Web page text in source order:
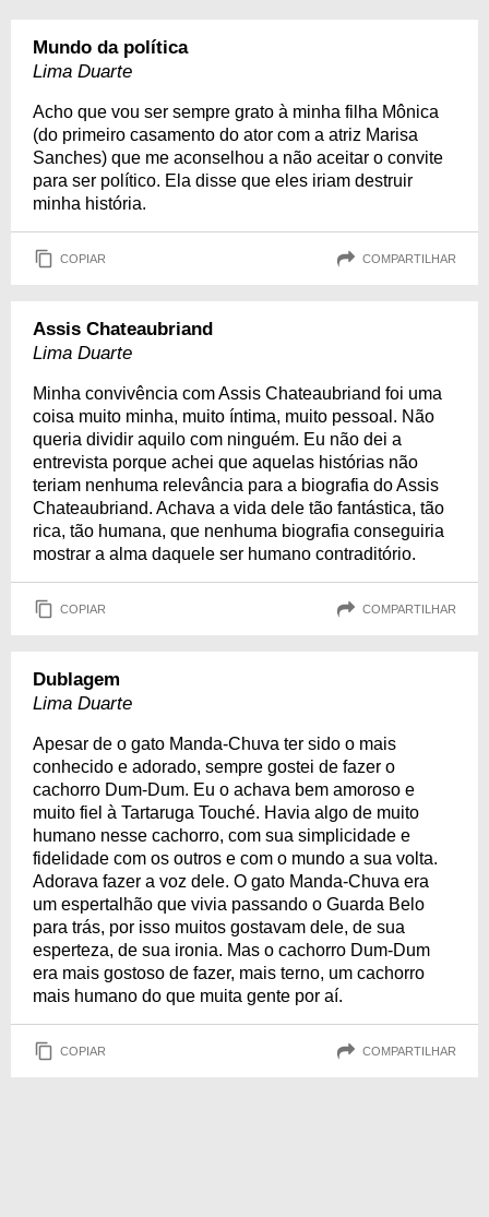
Mundo da política
Lima Duarte
Acho que vou ser sempre grato à minha filha Mônica
(do primeiro casamento do ator com a atriz Marisa
Sanches) que me aconselhou a não aceitar o convite
para ser político. Ela disse que eles iriam destruir
minha história.
COPIAR COMPARTILHAR
Assis Chateaubriand
Lima Duarte
Minha convivência com Assis Chateaubriand foi uma
coisa muito minha, muito íntima, muito pessoal. Não
queria dividir aquilo com ninguém. Eu não dei a
entrevista porque achei que aquelas histórias não
teriam nenhuma relevância para a biografia do Assis
Chateaubriand. Achava a vida dele tão fantástica, tão
rica, tão humana, que nenhuma biografia conseguiria
mostrar a alma daquele ser humano contraditório.
COPIAR COMPARTILHAR
Dublagem
Lima Duarte
Apesar de o gato Manda-Chuva ter sido o mais
conhecido e adorado, sempre gostei de fazer o
cachorro Dum-Dum. Eu o achava bem amoroso e
muito fiel à Tartaruga Touché. Havia algo de muito
humano nesse cachorro, com sua simplicidade e
fidelidade com os outros e com o mundo a sua volta.
Adorava fazer a voz dele. O gato Manda-Chuva era
um espertalhão que vivia passando o Guarda Belo
para trás, por isso muitos gostavam dele, de sua
esperteza, de sua ironia. Mas o cachorro Dum-Dum
era mais gostoso de fazer, mais terno, um cachorro
mais humano do que muita gente por aí.
COPIAR COMPARTILHAR